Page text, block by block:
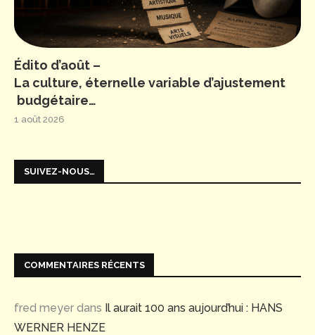
Édito d’août –
La culture, éternelle variable d’ajustement
budgétaire…
1 août 2026
SUIVEZ-NOUS…
COMMENTAIRES RÉCENTS
fred meyer dans Il aurait 100 ans aujourd’hui : HANS
WERNER HENZE